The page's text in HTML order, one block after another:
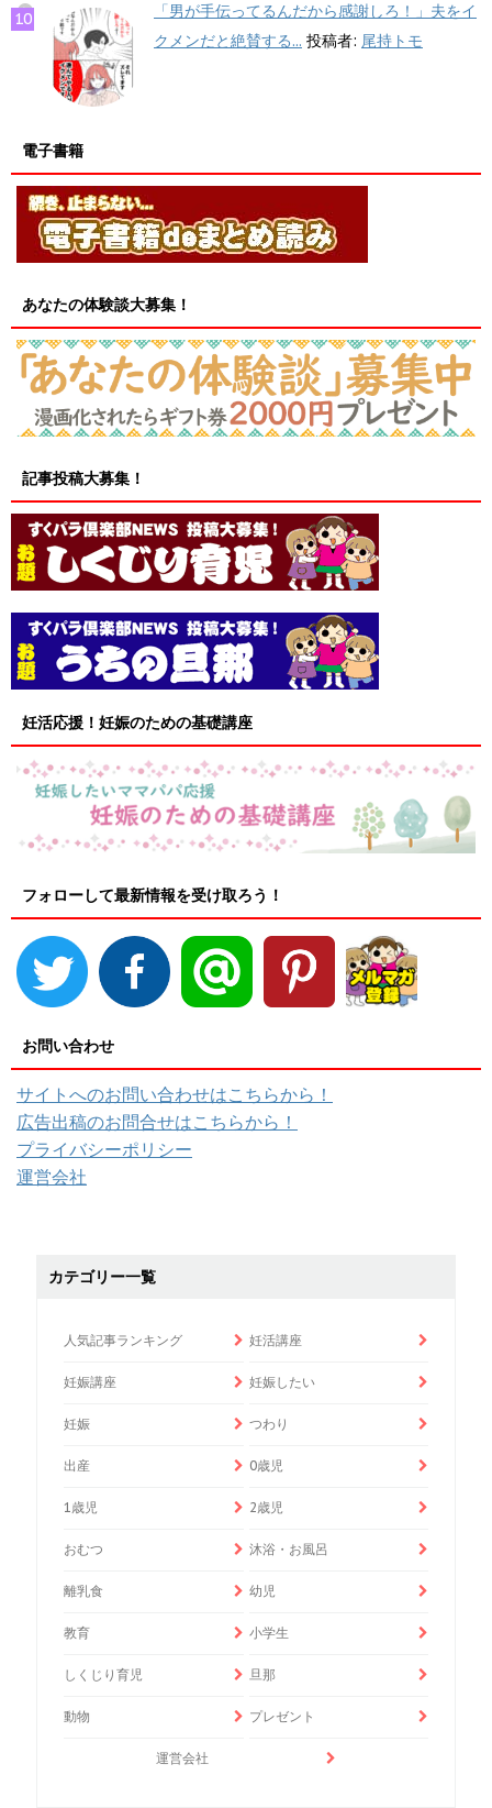
「男が手伝ってるんだから感謝しろ！」夫をイ
クメンだと絶賛する... 投稿者: 尾持トモ
電子書籍
あなたの体験談大募集！
記事投稿大募集！
妊活応援！妊娠のための基礎講座
フォローして最新情報を受け取ろう！
お問い合わせ
サイトへのお問い合わせはこちらから！
広告出稿のお問合せはこちらから！
プライバシーポリシー
運営会社
カテゴリー一覧
人気記事ランキング 妊活講座
妊娠講座 妊娠したい
妊娠 つわり
出産 0歳児
1歳児 2歳児
おむつ 沐浴・お風呂
離乳食 幼児
教育 小学生
しくじり育児 旦那
動物 プレゼント
運営会社